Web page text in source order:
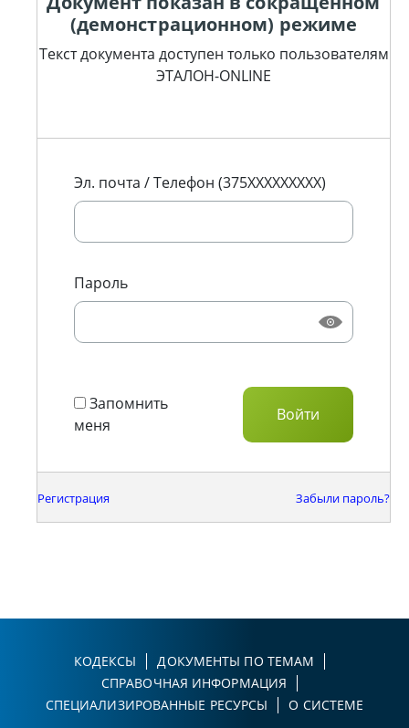
(демонстрационном) режиме
Текст документа доступен только пользователям
ЭТАЛОН-ONLINE
Эл. почта / Телефон (375XXXXXXXXX)
Пароль
Запомнить
меня
Регистрация Забыли пароль?
КОДЕКСЫ
ДОКУМЕНТЫ ПО ТЕМАМ
СПРАВОЧНАЯ ИНФОРМАЦИЯ
СПЕЦИАЛИЗИРОВАННЫЕ РЕСУРСЫ
О СИСТЕМЕ